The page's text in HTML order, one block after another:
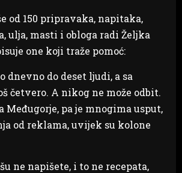
od 150 pripravaka, napitaka,
ulja, masti i obloga radi Željka
one koji traže pomoć:
dnevno do deset ljudi, a sa
četvero. A nikog ne može odbit.
Međugorje, pa je mnogima usput,
od reklama, uvijek su kolone
ne napišete, i to ne recepata,